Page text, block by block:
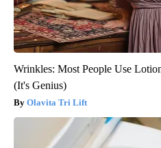
Wrinkles: Most People Use
(It's Genius)
Olavita Tri Lift